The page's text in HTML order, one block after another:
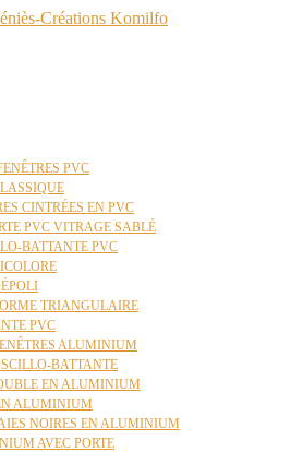
PVC
CINTRÉES EN PVC
PVC VITRAGE SABLÉ
BATTANTE PVC
TRIANGULAIRE
PVC
ALUMINIUM
BATTANTE
EN ALUMINIUM
ALUMINIUM
NOIRES EN ALUMINIUM
AVEC PORTE